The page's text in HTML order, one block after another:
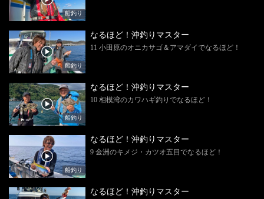
船釣り
船釣り
なるほど！沖釣りマスター
11 小田原のオニカサゴ＆アマダイでなるほど！
船釣り
なるほど！沖釣りマスター
10 相模湾のカワハギ釣りでなるほど！
船釣り
なるほど！沖釣りマスター
9 金洲のキメジ・カツオ五目でなるほど！
なるほど！沖釣りマスター